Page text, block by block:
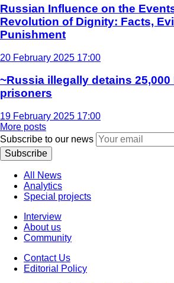
Russian Influence on the
Revolution of Dignity: Facts,
Punishment
20 February 2025 17:00
~Russia illegally detains 25,000
prisoners
19 February 2025 17:00
More posts
Subscribe to our news
Subscribe
All News
Analytics
Special projects
Interview
About us
Community
Contact Us
Editorial Policy